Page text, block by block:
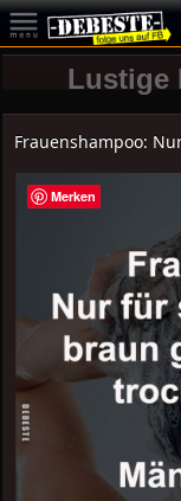
Lustige
Frauenshampoo:
Merken